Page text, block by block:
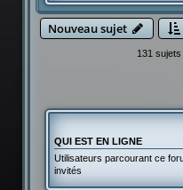
Nouveau sujet
131 sujets
QUI EST EN LIGNE
Utilisateurs parcourant ce
invités